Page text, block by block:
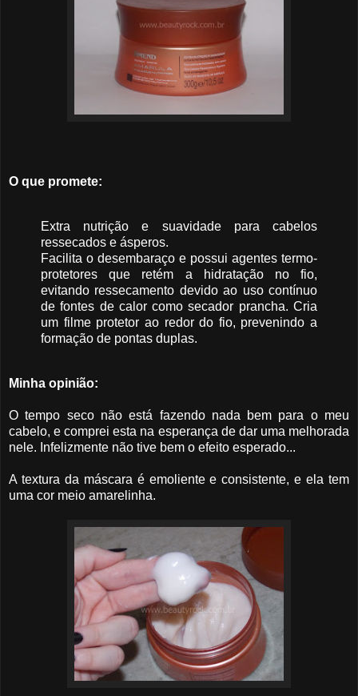
O que promete:
Extra nutrição e suavidade para cabelos
ressecados e ásperos.
Facilita o desembaraço e possui agentes termo-
protetores que retém a hidratação no fio,
evitando ressecamento devido ao uso contínuo
de fontes de calor como secador prancha. Cria
um filme protetor ao redor do fio, prevenindo a
formação de pontas duplas.
Minha opinião:
O tempo seco não está fazendo nada bem para o meu
cabelo, e comprei esta na esperança de dar uma melhorada
nele. Infelizmente não tive bem o efeito esperado...
A textura da máscara é emoliente e consistente, e ela tem
uma cor meio amarelinha.